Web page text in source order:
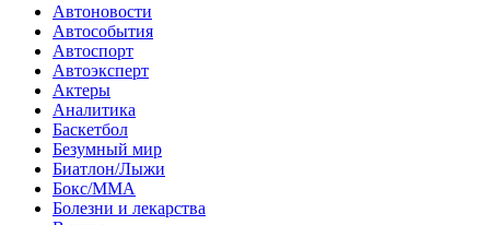
Автоновости
Автособытия
Автоспорт
Автоэксперт
Актеры
Аналитика
Баскетбол
Безумный мир
Биатлон/Лыжи
Бокс/MMA
Болезни и лекарства